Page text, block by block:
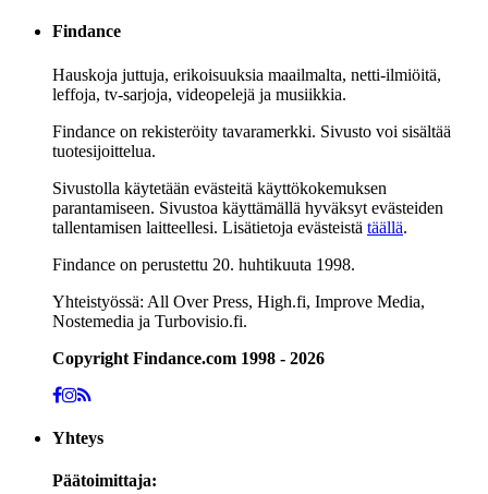
Findance
Hauskoja juttuja, erikoisuuksia maailmalta, netti-ilmiöitä,
leffoja, tv-sarjoja, videopelejä ja musiikkia.
Findance on rekisteröity tavaramerkki. Sivusto voi sisältää
tuotesijoittelua.
Sivustolla käytetään evästeitä käyttökokemuksen
parantamiseen. Sivustoa käyttämällä hyväksyt evästeiden
tallentamisen laitteellesi. Lisätietoja evästeistä täällä.
Findance on perustettu 20. huhtikuuta 1998.
Yhteistyössä: All Over Press, High.fi, Improve Media,
Nostemedia ja Turbovisio.fi.
Copyright Findance.com 1998 - 2026
Yhteys
Päätoimittaja: